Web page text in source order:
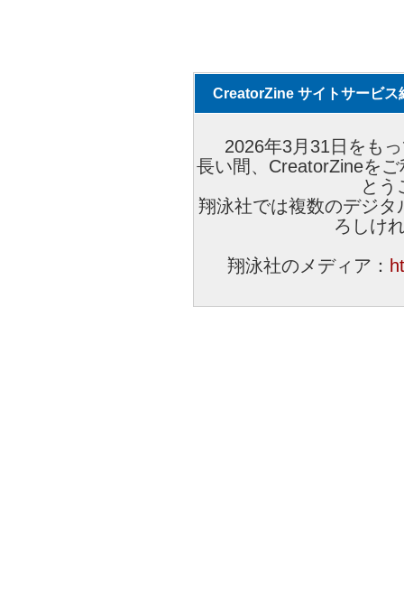
CreatorZine サイトサービス
2026年3月31日をも
長い間、CreatorZineを
とう
翔泳社では複数のデジ
ろしけ
翔泳社のメディア：